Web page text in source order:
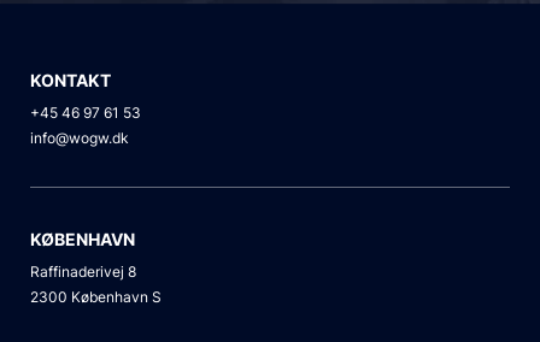
KONTAKT
+45 46 97 61 53
info@wogw.dk
KØBENHAVN
Raffinaderivej 8
2300 København S